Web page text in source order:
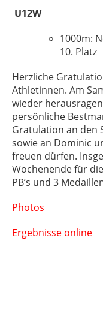
U12W
1000m:
10. Platz
Herzliche
Athletinnen. Am
wieder
persönliche
Gratulation an den
sowie an Dominic
freuen dürfen.
Wochenende für
PB’s und 3
Photos
Ergebnisse online